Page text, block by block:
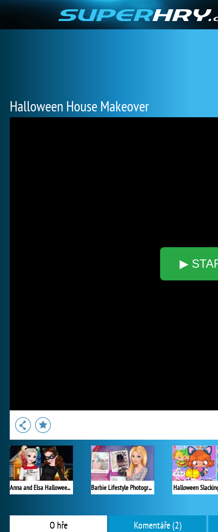
Halloween House Makeover
▶
Anna and Elsa Halloween Night Barbie Lifestyle Photographer Halloween
O hře Komentáře (2)